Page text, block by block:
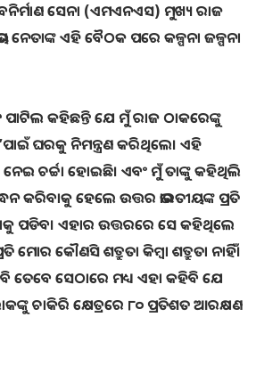
ସେନା (ଏମଏନଏସ) ମୁଖ୍ୟ ରାଜ
ନେତାଙ୍କ ଏହି ବୈଠକ ପରେ କଳ୍ପନା ଜଳ୍ପନା
ପାଟିଲ କହିଛନ୍ତି ଯେ ମୁଁ ରାଜ ଠାକରେଙ୍କୁ
ଘରକୁ ନିମନ୍ତ୍ରଣ କରିଥିଲେ। ଏହି
ଚର୍ଚ୍ଚା ହୋଇଛି। ଏବଂ ମୁଁ ତାଙ୍କୁ କହିଥିଲି
କରିବାକୁ ହେଲେ ଉତ୍ତର ଭାରତୀୟଙ୍କ ପ୍ରତି
ପଡିବ। ଏହାର ଉତ୍ତରରେ ସେ କହିଥିଲେ
ମୋର କୌଣସି ଶତ୍ରୁତା କିମ୍ବା ଶତ୍ରୁତା ନାହିଁ।
ସେଠାରେ ମଧ୍ୟ ଏହା କହିବି ଯେ
ଚାକିରି କ୍ଷେତ୍ରରେ ୮୦ ପ୍ରତିଶତ ଆରକ୍ଷଣ